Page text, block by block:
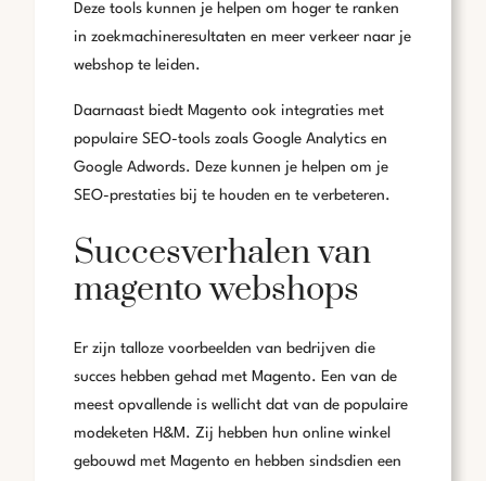
Deze tools kunnen je helpen om hoger te ranken
in zoekmachineresultaten en meer verkeer naar je
webshop te leiden.
Daarnaast biedt Magento ook integraties met
populaire SEO-tools zoals Google Analytics en
Google Adwords. Deze kunnen je helpen om je
SEO-prestaties bij te houden en te verbeteren.
Succesverhalen van
magento webshops
Er zijn talloze voorbeelden van bedrijven die
succes hebben gehad met Magento. Een van de
meest opvallende is wellicht dat van de populaire
modeketen H&M. Zij hebben hun online winkel
gebouwd met Magento en hebben sindsdien een